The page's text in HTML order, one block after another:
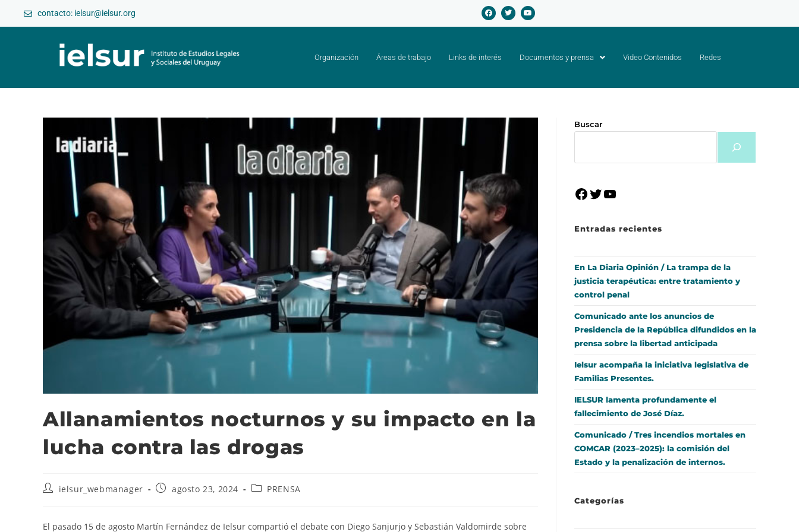
contacto: ielsur@ielsur.org
Organización Áreas de trabajo Links de interés Documentos y prensa Video Contenidos Redes
Allanamientos nocturnos y su impacto en la
lucha contra las drogas
ielsur_webmanager agosto 23, 2024 PRENSA
El pasado 15 de agosto Martín Fernández de Ielsur compartió el debate con Diego Sanjurjo y Sebastián Valdomirde sobre
Buscar
Entradas recientes
En La Diaria Opinión / La trampa de la
justicia terapéutica: entre tratamiento y
control penal
Comunicado ante los anuncios de
Presidencia de la República difundidos en la
prensa sobre la libertad anticipada
Ielsur acompaña la iniciativa legislativa de
Familias Presentes.
IELSUR lamenta profundamente el
fallecimiento de José Díaz.
Comunicado / Tres incendios mortales en
COMCAR (2023–2025): la comisión del
Estado y la penalización de internos.
Categorías